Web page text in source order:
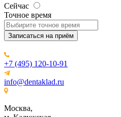
Сейчас
Точное время
Записаться на приём
+7 (495) 120-10-91
info@dentaklad.ru
Москва,